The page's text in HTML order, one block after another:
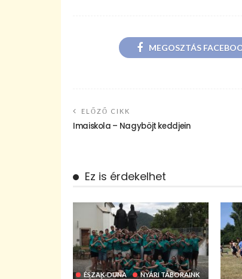
MEGOSZTÁS
ELŐZŐ CIKK
Imaiskola – Nagyböjt keddjein
Ez is érdekelhet
ÉSZAK-DUNA
NYÁRI TÁBORAINK